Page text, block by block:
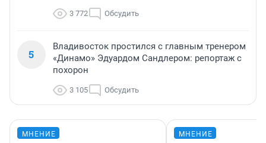
3 772 Обсудить
5
Владивосток простился с главным тренером
«Динамо» Эдуардом Сандлером: репортаж с
похорон
3 105 Обсудить
МНЕНИЕ МНЕНИЕ